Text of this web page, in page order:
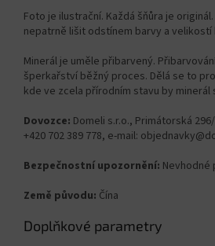
Foto je ilustrační. Každá šňůra je
nepatrně lišit odstínem barvy a velikostí
Minerál je uměle přibarvený.
šperkařství běžný proces. Dělá se to
kde ve zcela přírodním stavu by minerál
Dovozce: Domeli s.r.o., Primátorská
+420 702 389 778, e-mail:
Bezpečnostní upozornění:
Země původu: Čína
Doplňkové parametry